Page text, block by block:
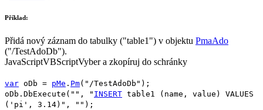
Příklad:
Přidá nový záznam do tabulky ("table1") v objektu PmaAdo
("/TestAdoDb").
JavaScriptVBScriptVyber a zkopíruj do schránky
var oDb = pMe . Pm( "/TestAdoDb" );
oDb . DbExecute ( "" , " INSERT table1 (name, value) VALUES
('pi', 3.14)" , "" );